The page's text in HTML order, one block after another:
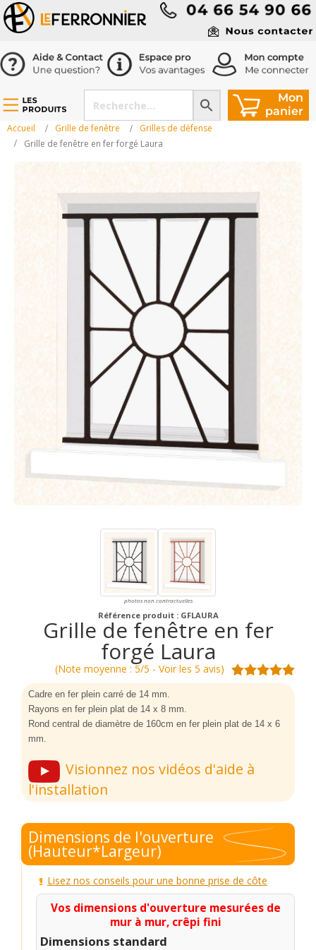
Accueil Grille de fenêtre
Grilles de défense
Grille de fenêtre en fer forgé Laura
photos non contractuelles
Référence produit : GFLAURA
Grille de fenêtre en fer
forgé Laura
(Note moyenne : 5/5 - Voir les 5 avis)
Cadre en fer plein carré de 14 mm.
Rayons en fer plein plat de 14 x 8 mm.
Rond central de diamètre de 160cm en fer plein plat de 14 x 6
mm.
Visionnez nos vidéos d'aide à
l'installation
Dimensions de l'ouverture
(Hauteur*Largeur)
Lisez nos conseils pour une bonne prise de côte
Vos dimensions d'ouverture mesurées de
mur à mur, crêpi fini
Dimensions standard